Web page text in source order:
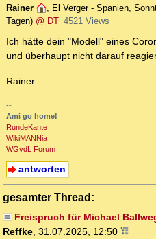
Rainer , El Verger - Spanien,
Tagen) @ DT 4521 Views
Ich hätte dein "Modell" eines
und überhaupt nicht darauf
Rainer
--
Ami go home!
RundeKante
WikiMANNia
WGvdL Forum
antworten
gesamter Thread:
Freispruch für Michael
Reffke, 31.07.2025, 12:50